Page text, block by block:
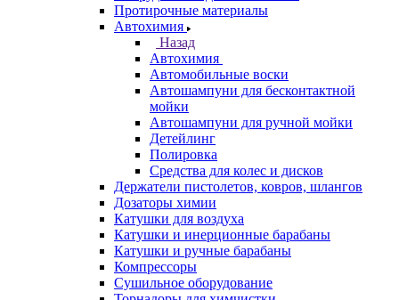
Протирочные материалы
Автохимия
Назад
Автохимия
Автомобильные воски
Автошампуни для бесконтактной
мойки
Автошампуни для ручной мойки
Детейлинг
Полировка
Средства для колес и дисков
Держатели пистолетов, ковров, шлангов
Дозаторы химии
Катушки для воздуха
Катушки и инерционные барабаны
Катушки и ручные барабаны
Компрессоры
Сушильное оборудование